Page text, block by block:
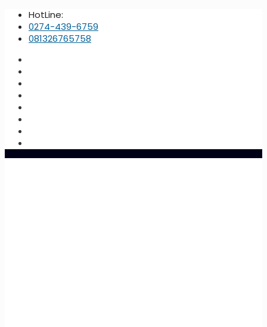
HotLine:
0274-439-6759
081326765758